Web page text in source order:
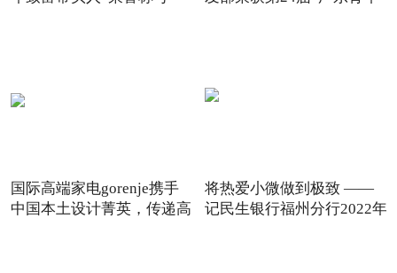
国际高端家电gorenje携手
中国本土设计菁英，传递高
将热爱小微做到极致 ——
记民生银行福州分行2022年